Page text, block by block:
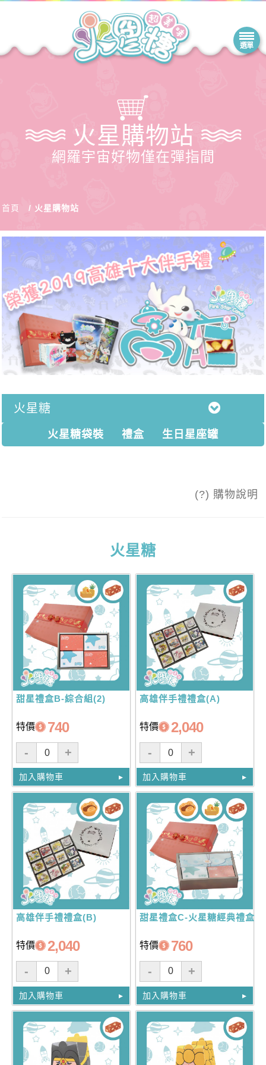
火星購物站
網羅宇宙好物僅在彈指間
首頁 火星購物站
火星糖
火星糖袋裝 禮盒 生日星座罐
(?) 購物說明
火星糖
甜星禮盒B-綜合組(2)
特價 740
- +
加入購物車
高雄伴手禮禮盒(A)
特價 2,040
- +
加入購物車
高雄伴手禮禮盒(B)
特價 2,040
- +
加入購物車
甜星禮盒C-火星糖經典禮盒
特價 760
- +
加入購物車